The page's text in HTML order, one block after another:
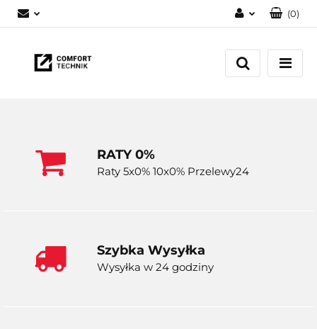
Zaloguj się
Zarejestruj się
(0)
RATY 0%
Raty 5x0% 10x0% Przelewy24
Szybka Wysyłka
Wysyłka w 24 godziny